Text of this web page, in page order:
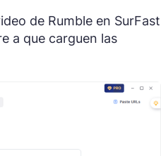
de Rumble en SurFast
a que carguen las